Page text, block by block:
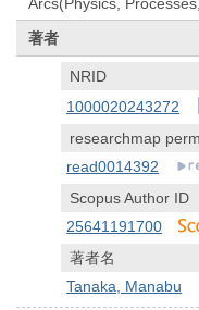
著者
NRID
1000020243272
researchmap
read0014392
Scopus Author ID
25641191700
著者名
Tanaka, Manabu